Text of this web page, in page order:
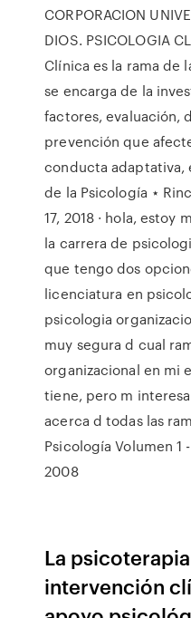
CORPORACION
DIOS. PSICOLOGIA
Clínica es la rama de
se encarga de la
factores, evaluación,
prevención que
conducta adaptativa,
de la Psicología ⋆
17, 2018 · hola, estoy
la carrera de
que tengo dos
licenciatura en
psicologia
muy segura d cual
organizacional en mi
tiene, pero m
acerca d todas las
Psicología Volumen 1
2008
La
intervención